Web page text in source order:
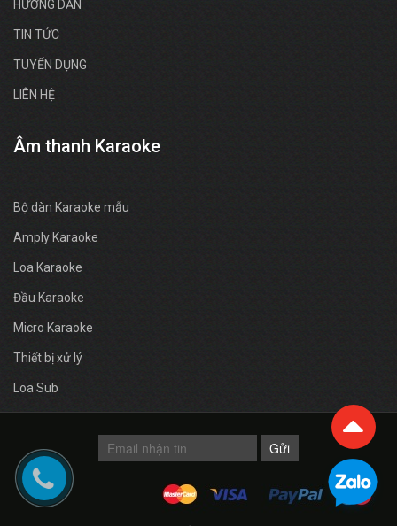
HƯỚNG DẪN
TIN TỨC
TUYỂN DỤNG
LIÊN HỆ
Âm thanh Karaoke
Bộ dàn Karaoke mẫu
Amply Karaoke
Loa Karaoke
Đầu Karaoke
Micro Karaoke
Thiết bị xử lý
Loa Sub
Gửi